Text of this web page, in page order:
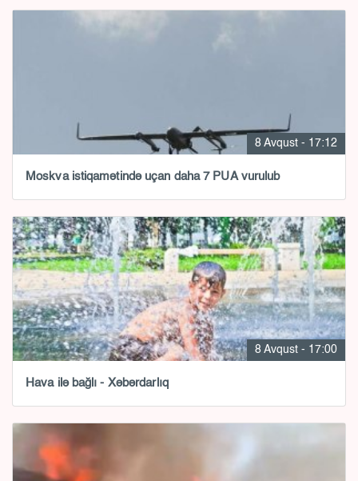
8 Avqust - 17:12
Moskva istiqamətində uçan daha 7 PUA vurulub
8 Avqust - 17:00
Hava ilə bağlı - Xəbərdarlıq